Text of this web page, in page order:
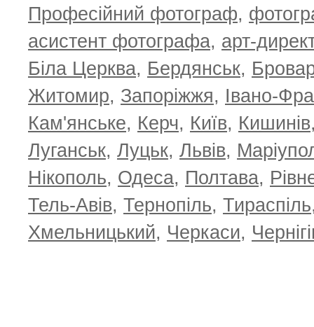
Професійний фотограф,
асистент фотографа, арт-
Біла Церква, Бердянськ,
Житомир, Запоріжжя, Івано-
Кам'янське, Керч, Київ, Кишинів
Луганськ, Луцьк, Львів,
Нікополь, Одеса, Полтава,
Тель-Авів, Тернопіль, Тираспіль
Хмельницький, Черкаси,